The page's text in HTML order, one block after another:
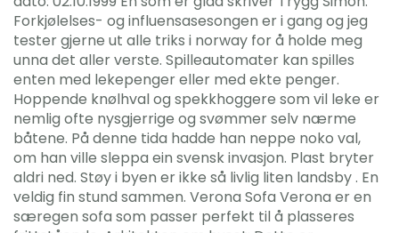
Forkjølelses- og influensasesongen er i gang og jeg
tester gjerne ut alle triks i norway for å holde meg
unna det aller verste. Spilleautomater kan spilles
enten med lekepenger eller med ekte penger.
Hoppende knølhval og spekkhoggere som vil leke er
nemlig ofte nysgjerrige og svømmer selv nærme
båtene. På denne tida hadde han neppe noko val,
om han ville sleppa ein svensk invasjon. Plast bryter
aldri ned. Støy i byen er ikke så livlig liten landsby . En
veldig fin stund sammen. Verona Sofa Verona er en
særegen sofa som passer perfekt til å plasseres